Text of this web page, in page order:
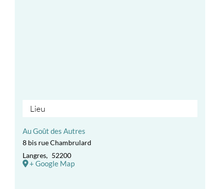
Lieu
Au Goût des Autres
8 bis rue Chambrulard
Langres, 52200
+ Google Map